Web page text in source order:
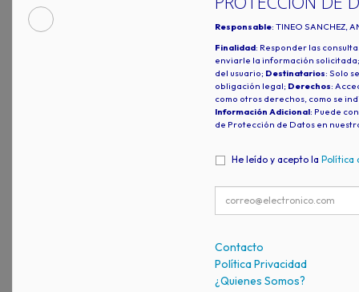
Responsable: TINEO SANCHEZ,
Finalidad: Responder las
enviarle la información
del usuario; Destinatarios: Solo
obligación legal; Derechos:
como otros derechos, como se
Información Adicional: Puede
de Protección de Datos en
He leído y acepto la Política
Contacto
Política Privacidad
¿Quienes Somos?